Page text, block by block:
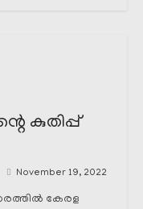
കുതിപ്പ്
November 19, 2022
കേരള